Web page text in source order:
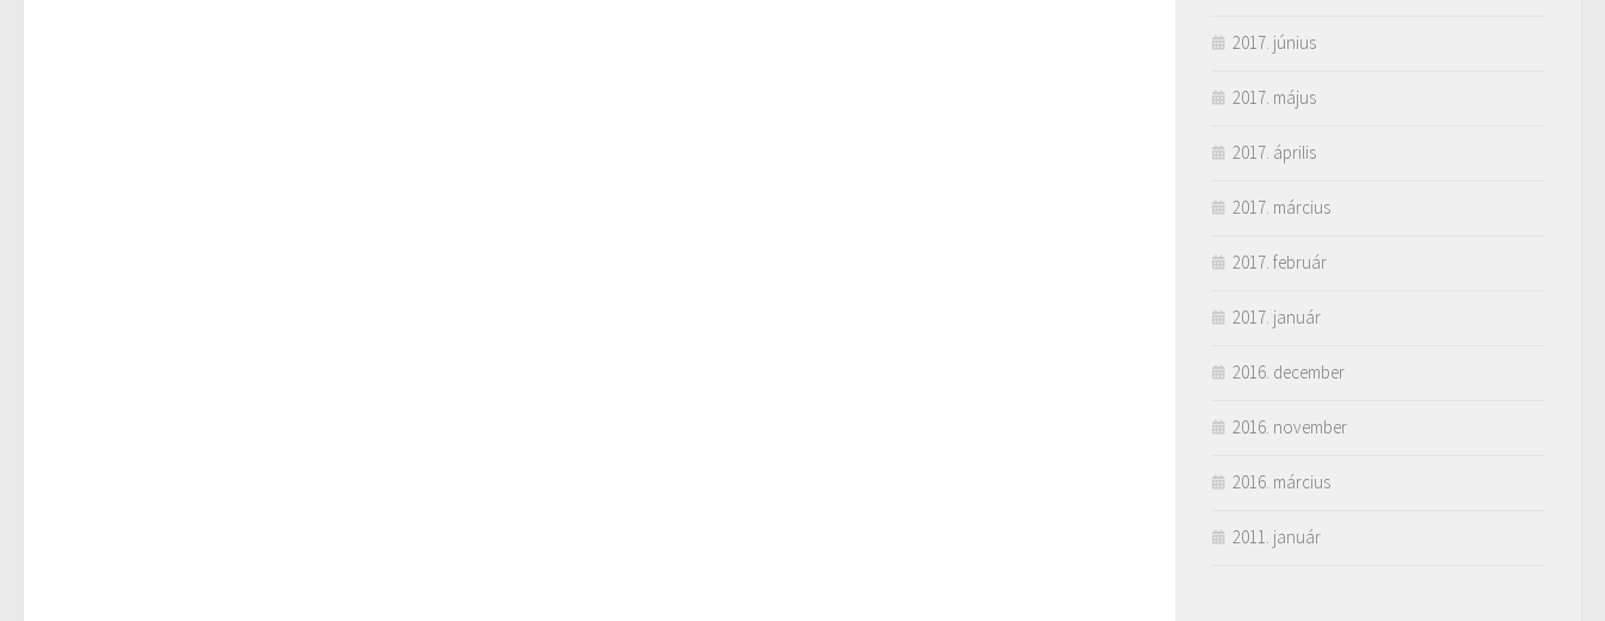
2017. június
2017. május
2017. április
2017. március
2017. február
2017. január
2016. december
2016. november
2016. március
2011. január